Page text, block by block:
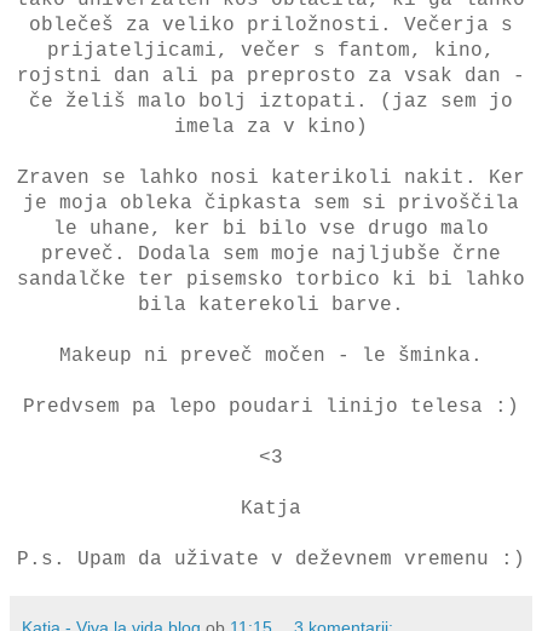
oblečeš za veliko priložnosti. Večerja s
prijateljicami, večer s fantom, kino,
rojstni dan ali pa preprosto za vsak dan -
če želiš malo bolj iztopati. (jaz sem jo
imela za v kino)
Zraven se lahko nosi katerikoli nakit. Ker
je moja obleka čipkasta sem si privoščila
le uhane, ker bi bilo vse drugo malo
preveč. Dodala sem moje najljubše črne
sandalčke ter pisemsko torbico ki bi lahko
bila katerekoli barve.
Makeup ni preveč močen - le šminka.
Predvsem pa lepo poudari linijo telesa :)
<3
Katja
P.s. Upam da uživate v deževnem vremenu :)
Katja - Viva la vida blog ob 11:15 3 komentarji: